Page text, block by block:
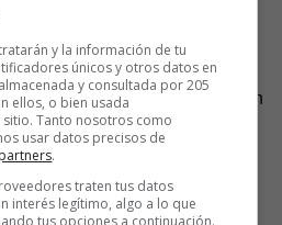
ordenador de escritorio con
para copiar varios discos
acuden al domicilio de los
con una bicicleta o moto y con
copiar simultáneamente en
tiempo», precisa.
y la información de tu
únicos y otros datos en
y consultada por 205
ellos, o bien usada
Tanto nosotros como
usar datos precisos de
.
traten tus datos
interés legítimo, algo a lo que
tus opciones a continuación.